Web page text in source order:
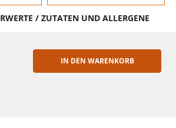
/ ZUTATEN UND ALLERGENE
ERHÖHEN
IN DEN WARENKORB